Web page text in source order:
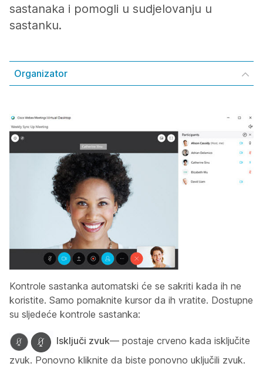
sastanaka i pomogli u sudjelovanju u
sastanku.
Organizator
Kontrole sastanka automatski će se sakriti kada ih ne
koristite. Samo pomaknite kursor da ih vratite. Dostupne
su sljedeće kontrole sastanka:
Isključi zvuk— postaje crveno kada isključite
zvuk. Ponovno kliknite da biste ponovno uključili zvuk.